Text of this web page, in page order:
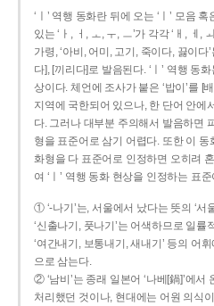
‘ㅣ’ 역행 동화란 뒤에 오는 ‘ㅣ’ 모음
있는 ‘ㅏ, ㅓ, ㅗ, ㅜ, ㅡ’가 각각 ‘ㅐ, ㅔ,
가령, ‘아비, 어미, 고기, 죽이다, 끓이다
다], [끼리다]로 발음된다. ‘ㅣ’ 역행 동
상이다. 체언에 조사가 붙은 ‘밥이’를 [
지역에 국한되어 있으나, 한 단어 안에
다. 그러나 대부분 주의해서 발음하면
형을 표준어로 삼기 어렵다. 또한 이
화형을 다 표준어로 인정하면 오히려
여 ‘ㅣ’ 역행 동화 현상을 인정하는 표
① ‘-나기’는, 서울에서 났다는 뜻의 ‘서
‘신출나기, 풋나기’는 어색하므로 일률
‘여간내기, 보통내기, 새내기’ 등의 어
으로 삼는다.
② ‘남비’는 종래 일본어 ‘나베[鍋]’에
처리했던 것이나, 현대에는 어원 의식